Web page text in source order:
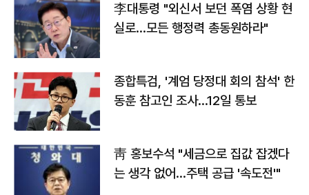
李대통령 "외신서 보던 폭염 상황 현
실로…모든 행정력 총동원하라"
종합특검, '계엄 당정대 회의 참석' 한
동훈 참고인 조사...12일 통보
靑 홍보수석 "세금으로 집값 잡겠다
는 생각 없어…주택 공급 '속도전'"